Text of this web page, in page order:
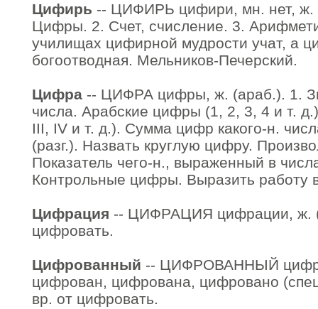
Цифирь -- ЦИФИРЬ цифири, мн. нет, ж.
Цифры. 2. Счет, счисление. 3.
училищах цифирной мудрости учат, а
богоотводная. Мельников-Печерский.
Цифра -- ЦИФРА цифры, ж. (араб.). 1.
числа. Арабские цифры (1, 2, 3, 4 и т.
III, IV и т. д.). Сумма цифр какого-н.
(разг.). Назвать круглую цифру.
Показатель чего-н., выраженный в
Контрольные цифры. Выразить работу
Цифрация -- ЦИФРАЦИЯ цифрации, ж.
цифровать.
Цифрованный -- ЦИФРОВАННЫЙ
цифрован, цифрована, цифровано
вр. от цифровать.